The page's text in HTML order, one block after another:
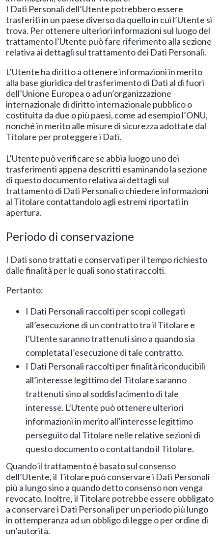
I Dati Personali dell’Utente potrebbero essere
trasferiti in un paese diverso da quello in cui l’Utente si
trova. Per ottenere ulteriori informazioni sul luogo del
trattamento l’Utente può fare riferimento alla sezione
relativa ai dettagli sul trattamento dei Dati Personali.
L’Utente ha diritto a ottenere informazioni in merito
alla base giuridica del trasferimento di Dati al di fuori
dell’Unione Europea o ad un’organizzazione
internazionale di diritto internazionale pubblico o
costituita da due o più paesi, come ad esempio l’ONU,
nonché in merito alle misure di sicurezza adottate dal
Titolare per proteggere i Dati.
L’Utente può verificare se abbia luogo uno dei
trasferimenti appena descritti esaminando la sezione
di questo documento relativa ai dettagli sul
trattamento di Dati Personali o chiedere informazioni
al Titolare contattandolo agli estremi riportati in
apertura.
Periodo di conservazione
I Dati sono trattati e conservati per il tempo richiesto
dalle finalità per le quali sono stati raccolti.
Pertanto:
I Dati Personali raccolti per scopi collegati
all’esecuzione di un contratto tra il Titolare e
l’Utente saranno trattenuti sino a quando sia
completata l’esecuzione di tale contratto.
I Dati Personali raccolti per finalità riconducibili
all’interesse legittimo del Titolare saranno
trattenuti sino al soddisfacimento di tale
interesse. L’Utente può ottenere ulteriori
informazioni in merito all’interesse legittimo
perseguito dal Titolare nelle relative sezioni di
questo documento o contattando il Titolare.
Quando il trattamento è basato sul consenso
dell’Utente, il Titolare può conservare i Dati Personali
più a lungo sino a quando detto consenso non venga
revocato. Inoltre, il Titolare potrebbe essere obbligato
a conservare i Dati Personali per un periodo più lungo
in ottemperanza ad un obbligo di legge o per ordine di
un’autorità.